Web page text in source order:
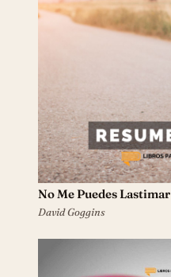
No Me Puedes Lastimar
David Goggins